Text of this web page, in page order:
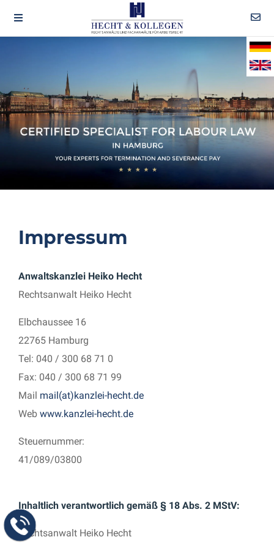
Impressum
Anwaltskanzlei Heiko Hecht
Rechtsanwalt Heiko Hecht
Elbchaussee 16
22765 Hamburg
Tel: 040 / 300 68 71 0
Fax: 040 / 300 68 71 99
Mail mail(at)kanzlei-hecht.de
Web www.kanzlei-hecht.de
Steuernummer:
41/089/03800
Inhaltlich verantwortlich gemäß § 18 Abs. 2 MStV:
Rechtsanwalt Heiko Hecht